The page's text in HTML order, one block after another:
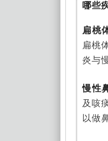
哪些
扁桃
扁桃
炎与
慢性
及咳
以做